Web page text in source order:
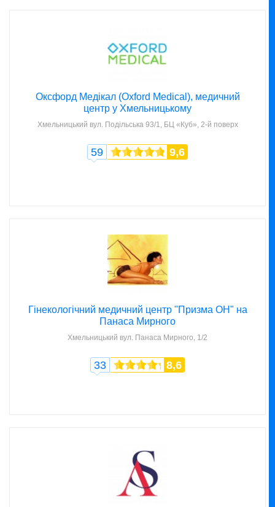
Оксфорд Медікал (Oxford Medical), медичний
центр у Хмельницькому
Хмельницький вул. Подільська 93/1, БЦ «Куб», 2-й поверх
59 9,6
Гінекологічний медичний центр "Призма ОН" на
Панаса Мирного
Хмельницький вул. Панаса Мирного, 1/2
33 8,6